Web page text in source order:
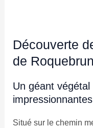
Découverte
de
Un géant
impressionnantes
Situé sur le chemin